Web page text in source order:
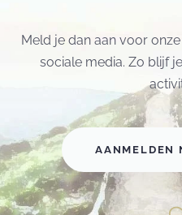
Meld je dan aan voor
sociale media. Zo blijf
AANMELDEN